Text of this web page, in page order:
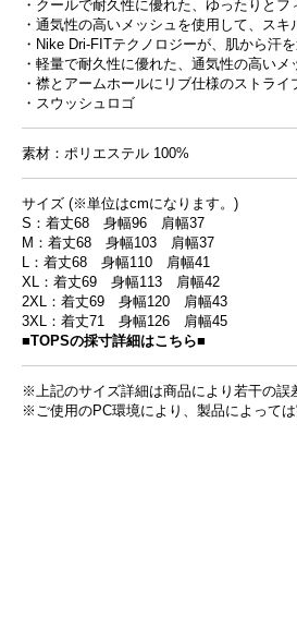
・クールで耐久性に優れた、ゆったりと
・通気性の高いメッシュを使用して、ス
・Nike Dri-FITテクノロジーが、肌から汗
・軽量で耐久性に優れた、通気性の高いメ
・襟とアームホールにリブ仕様のストライ
・スウッシュロゴ
素材：ポリエステル 100%
サイズ (※単位はcmになります。)
S：着丈68 身幅96 肩幅37
M：着丈68 身幅103 肩幅37
L：着丈68 身幅110 肩幅41
XL：着丈69 身幅113 肩幅42
2XL：着丈69 身幅120 肩幅43
3XL：着丈71 身幅126 肩幅45
■TOPSの採寸詳細はこちら■
※上記のサイズ詳細は商品により若干の誤
※ご使用のPC環境により、製品によって